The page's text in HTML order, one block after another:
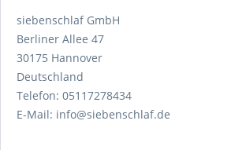
siebenschlaf GmbH
Berliner Allee 47
30175 Hannover
Deutschland
Telefon: 05117278434
E-Mail: info@siebenschlaf.de